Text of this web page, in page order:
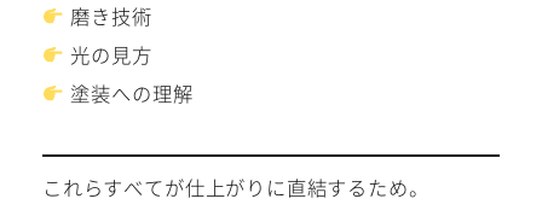
磨き技術
光の見方
塗装への理解
これらすべてが仕上がりに直結するため。